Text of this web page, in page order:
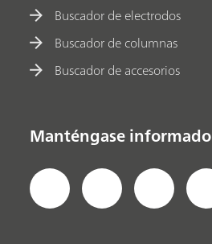
Buscador de electrodos
Buscador de columnas
Buscador de accesorios
Manténgase informado